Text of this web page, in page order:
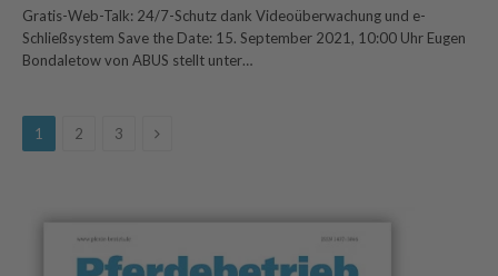
Gratis-Web-Talk: 24/7-Schutz dank Videoüberwachung und e-
Schließsystem Save the Date: 15. September 2021, 10:00 Uhr Eugen
Bondaletow von ABUS stellt unter…
1 2 3 Next